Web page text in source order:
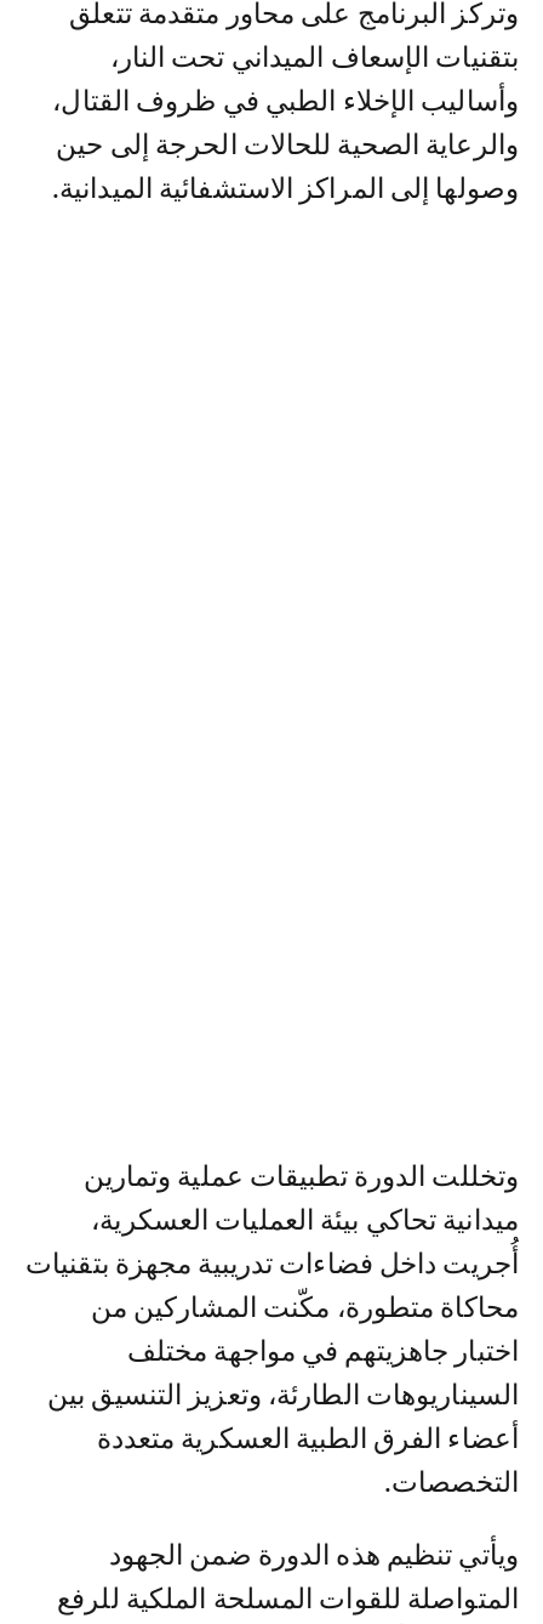
وتركز البرنامج على محاور متقدمة تتعلق
بتقنيات الإسعاف الميداني تحت النار،
وأساليب الإخلاء الطبي في ظروف القتال،
والرعاية الصحية للحالات الحرجة إلى حين
وصولها إلى المراكز الاستشفائية الميدانية.
وتخللت الدورة تطبيقات عملية وتمارين
ميدانية تحاكي بيئة العمليات العسكرية،
أُجريت داخل فضاءات تدريبية مجهزة بتقنيات
محاكاة متطورة، مكّنت المشاركين من
اختبار جاهزيتهم في مواجهة مختلف
السيناريوهات الطارئة، وتعزيز التنسيق بين
أعضاء الفرق الطبية العسكرية متعددة
التخصصات.
ويأتي تنظيم هذه الدورة ضمن الجهود
المتواصلة للقوات المسلحة الملكية للرفع